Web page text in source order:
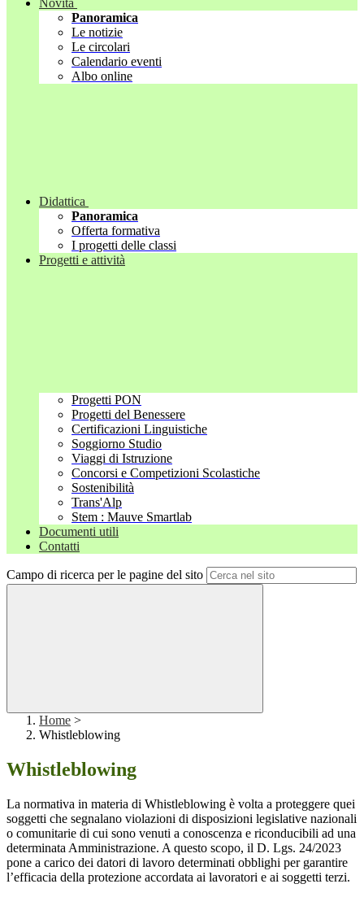
Novità
Panoramica
Le notizie
Le circolari
Calendario eventi
Albo online
Didattica
Panoramica
Offerta formativa
I progetti delle classi
Progetti e attività
Progetti PON
Progetti del Benessere
Certificazioni Linguistiche
Soggiorno Studio
Viaggi di Istruzione
Concorsi e Competizioni Scolastiche
Sostenibilità
Trans'Alp
Stem : Mauve Smartlab
Documenti utili
Contatti
Campo di ricerca per le pagine del sito
Home >
Whistleblowing
Whistleblowing
La normativa in materia di Whistleblowing è volta a proteggere quei
soggetti che segnalano violazioni di disposizioni legislative nazionali
o comunitarie di cui sono venuti a conoscenza e riconducibili ad una
determinata Amministrazione. A questo scopo, il D. Lgs. 24/2023
pone a carico dei datori di lavoro determinati obblighi per garantire
l’efficacia della protezione accordata ai lavoratori e ai soggetti terzi.